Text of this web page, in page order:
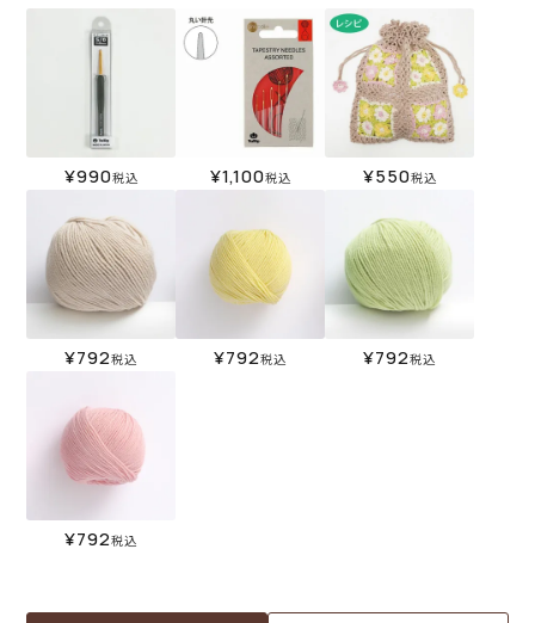
¥990税込 ¥1,100税込 ¥550税込
¥792税込 ¥792税込 ¥792税込
¥792税込